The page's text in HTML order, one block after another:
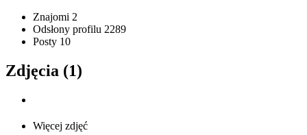
Znajomi 2
Odsłony profilu 2289
Posty 10
Zdjęcia (1)
Więcej zdjęć